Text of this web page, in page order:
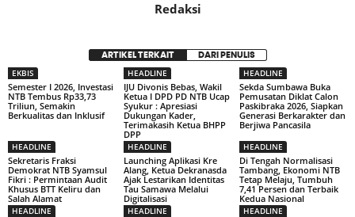
Redaksi
ARTIKEL TERKAIT DARI PENULIS
EKBIS
Semester I 2026, Investasi
NTB Tembus Rp33,73
Triliun, Semakin
Berkualitas dan Inklusif
HEADLINE
IJU Divonis Bebas, Wakil
Ketua I DPD PD NTB Ucap
Syukur : Apresiasi
Dukungan Kader,
Terimakasih Ketua BHPP
DPP
HEADLINE
Sekda Sumbawa Buka
Pemusatan Diklat Calon
Paskibraka 2026, Siapkan
Generasi Berkarakter dan
Berjiwa Pancasila
HEADLINE
Sekretaris Fraksi
Demokrat NTB Syamsul
Fikri : Permintaan Audit
Khusus BTT Keliru dan
Salah Alamat
HEADLINE
Launching Aplikasi Kre
Alang, Ketua Dekranasda
Ajak Lestarikan Identitas
Tau Samawa Melalui
Digitalisasi
HEADLINE
Di Tengah Normalisasi
Tambang, Ekonomi NTB
Tetap Melaju, Tumbuh
7,41 Persen dan Terbaik
Kedua Nasional
HEADLINE HEADLINE HEADLINE